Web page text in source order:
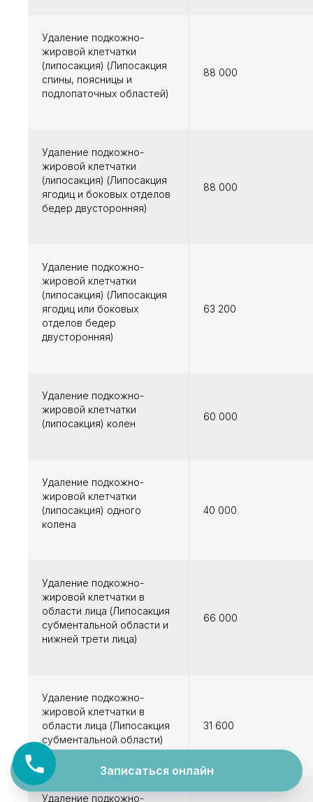
Записаться онлайн
Удаление подкожно-
жировой клетчатки
(липосакция) (Липосакция
спины, поясницы и
подлопаточных областей)
88 000
Удаление подкожно-
жировой клетчатки
(липосакция) (Липосакция
ягодиц и боковых отделов
бедер двусторонняя)
88 000
Удаление подкожно-
жировой клетчатки
(липосакция) (Липосакция
ягодиц или боковых
отделов бедер
двусторонняя)
63 200
Удаление подкожно-
жировой клетчатки
(липосакция) колен
60 000
Удаление подкожно-
жировой клетчатки
(липосакция) одного
колена
40 000
Удаление подкожно-
жировой клетчатки в
области лица (Липосакция
субментальной области и
нижней трети лица)
66 000
Удаление подкожно-
жировой клетчатки в
области лица (Липосакция
субментальной области)
31 600
Удаление подкожно-